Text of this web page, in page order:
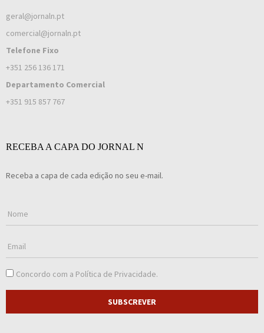
geral@jornaln.pt
comercial@jornaln.pt
Telefone Fixo
+351 256 136 171
Departamento Comercial
+351 915 857 767
RECEBA A CAPA DO JORNAL N
Receba a capa de cada edição no seu e-mail.
Concordo com a Política de Privacidade.
SUBSCREVER